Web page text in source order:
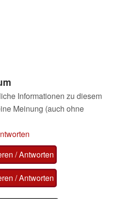
Informationen zu diesem
Meinung (auch ohne
/ Antworten
/ Antworten